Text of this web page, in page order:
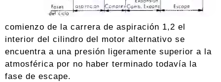
comienzo de la carrera de aspiración 1,2 el
interior del cilindro del motor alternativo se
encuentra a una presión ligeramente superior a la
atmosférica por no haber terminado todavía la
fase de escape.